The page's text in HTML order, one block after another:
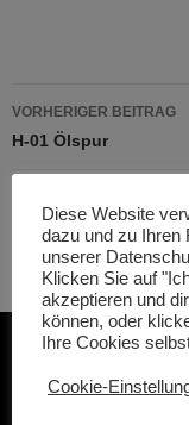
VORHERIGER BEITRAG
H-01 Ölspur
B-03
SUCHE
Diese Website
dazu und zu Ihren
unserer
Klicken Sie auf
akzeptieren und
können, oder
Ihre Cookies
Cookie-